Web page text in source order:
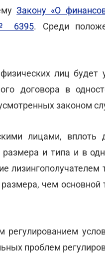
Закону «О
6395. Среди
лиц будет
договора в
законом
лицами, вплоть
и типа и в
лизингополучателем
чем основной
регулированием
проблем